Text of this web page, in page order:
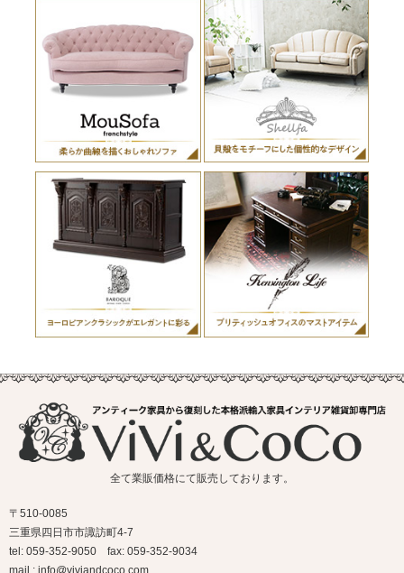
全て業販価格にて販売しております。
〒510-0085
三重県四日市市諏訪町4-7
tel: 059-352-9050 fax: 059-352-9034
mail : info@viviandcoco.com